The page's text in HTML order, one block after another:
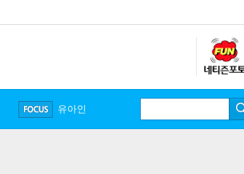
유아인